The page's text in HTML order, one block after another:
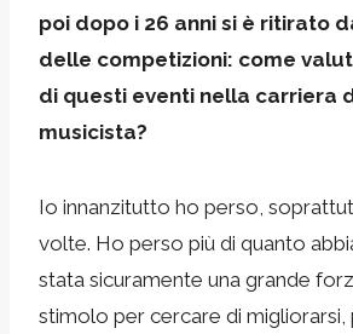
poi dopo i 26 anni si è ritirato
delle competizioni: come
di questi eventi nella carriera
musicista?
Io innanzitutto ho perso,
volte. Ho perso più di quanto
stata sicuramente una grande
stimolo per cercare di migliorarsi,